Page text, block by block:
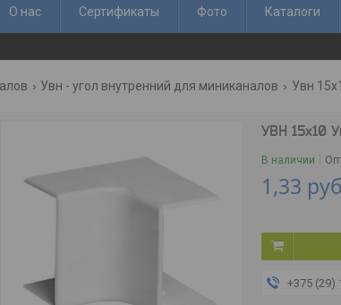
О нас Сертификаты Фото Каталоги
Увн - угол внутренний для миниканалов Увн
УВН 15х10
В наличии
1,33
+375 (29)